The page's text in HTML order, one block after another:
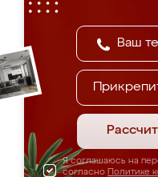
Я соглашаюсь на
согласно Политике